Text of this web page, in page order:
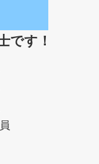
です！